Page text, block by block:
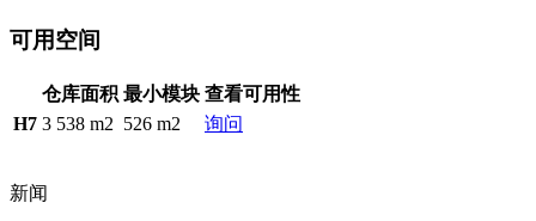
可用空间
仓库面积 最小模块 查看可用性
H7 3 538 m2 526 m2 询问
新闻